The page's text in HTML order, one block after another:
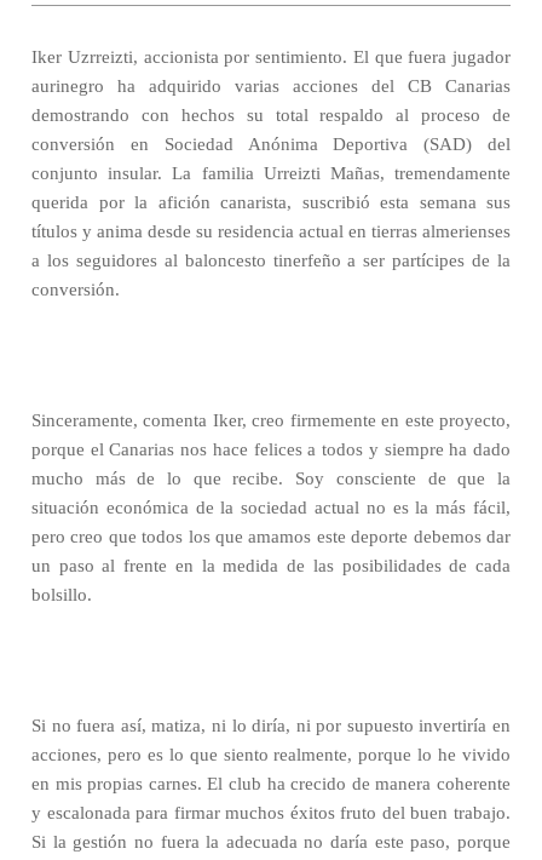
Iker Uzrreizti, accionista por sentimiento. El que fuera jugador
aurinegro ha adquirido varias acciones del CB Canarias
demostrando con hechos su total respaldo al proceso de
conversión en Sociedad Anónima Deportiva (SAD) del
conjunto insular. La familia Urreizti Mañas, tremendamente
querida por la afición canarista, suscribió esta semana sus
títulos y anima desde su residencia actual en tierras almerienses
a los seguidores al baloncesto tinerfeño a ser partícipes de la
conversión.
Sinceramente, comenta Iker, creo firmemente en este proyecto,
porque el Canarias nos hace felices a todos y siempre ha dado
mucho más de lo que recibe. Soy consciente de que la
situación económica de la sociedad actual no es la más fácil,
pero creo que todos los que amamos este deporte debemos dar
un paso al frente en la medida de las posibilidades de cada
bolsillo.
Si no fuera así, matiza, ni lo diría, ni por supuesto invertiría en
acciones, pero es lo que siento realmente, porque lo he vivido
en mis propias carnes. El club ha crecido de manera coherente
y escalonada para firmar muchos éxitos fruto del buen trabajo.
Si la gestión no fuera la adecuada no daría este paso, porque